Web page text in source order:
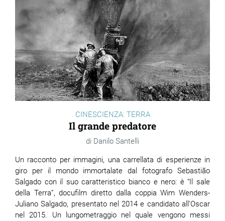
CINESCIENZA: TERRA
Il grande predatore
Danilo Santelli
Un racconto per immagini, una carrellata di esperienze in
giro per il mondo immortalate dal fotografo Sebastião
Salgado con il suo caratteristico bianco e nero: è “Il sale
della Terra”, docufilm diretto dalla coppia Wim Wenders-
Juliano Salgado, presentato nel 2014 e candidato all’Oscar
nel 2015. Un lungometraggio nel quale vengono messi